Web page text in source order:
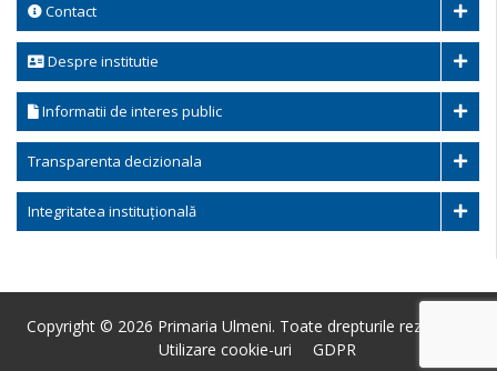
Contact
Despre institutie
Informatii de interes public
Transparenta decizionala
Integritatea instituțională
Copyright © 2026 Primaria Ulmeni. Toate drepturile rezervate.
Utilizare cookie-uri
GDPR